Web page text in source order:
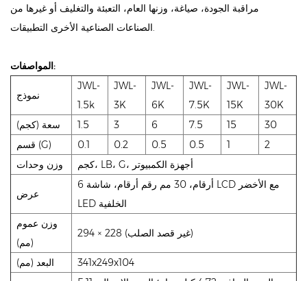
مراقبة الجودة، صياغة، وزنها العام، التعبئة والتغليف أو غيرها من
الصناعات الصناعية الأخرى التطبيقات.
المواصفات:
نموذج
JWL-
1.5k
JWL-
3K
JWL-
6K
JWL-
7.5K
JWL-
15K
JWL-
30K
سعة (كجم)
1.5 3 6 7.5 15
30
قسم (G)
0.1 0.2 0.5 0.5 1
2
وزن وحدات
كجم، LB، G، أجهزة الكمبيوتر
عرض
6 أرقام، 30 مم رقم أرقام، شاشة LCD مع الأخضر
LED الخلفية
وزن عموم
(مم)
294 × 228 (غير قصد الصلب)
البعد (مم)
341x249x104